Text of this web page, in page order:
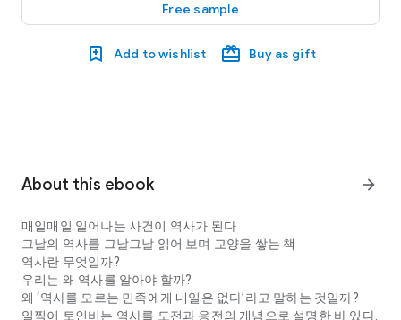
Free sample
Add to wishlist Buy as gift
About this ebook arrow_forward
매일매일 일어나는 사건이 역사가 된다
그날의 역사를 그날그날 읽어 보며 교양을 쌓는 책
역사란 무엇일까?
우리는 왜 역사를 알아야 할까?
왜 ‘역사를 모르는 민족에게 내일은 없다’라고 말하는 것일까?
일찍이 토인비는 역사를 도전과 응전의 개념으로 설명한 바 있다.